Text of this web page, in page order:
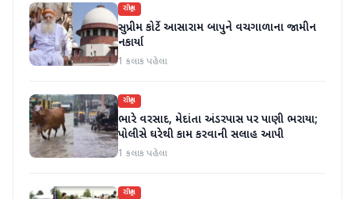
રાષ્ટ્રીય
સુપ્રીમ કોર્ટે આસારામ બાપુને વચગાળાના જામીન
નકાર્યા
1 કલાક પહેલા
રાષ્ટ્રીય
ભારે વરસાદ, મેદાંતા અંડરપાસ પર પાણી ભરાયા;
પોલીસે ઘરેથી કામ કરવાની સલાહ આપી
1 કલાક પહેલા
રાષ્ટ્રીય